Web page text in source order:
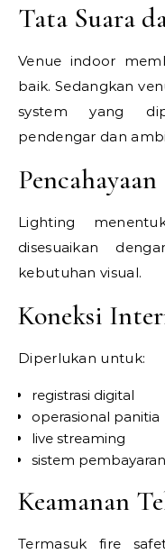
Tata Suara
Venue indoor
baik. Sedangkan
system yang
pendengar dan
Pencahayaan
Lighting
disesuaikan
kebutuhan visual.
Koneksi
Diperlukan untuk:
registrasi digital
operasional panitia
live streaming
sistem
Keamanan
Termasuk fire